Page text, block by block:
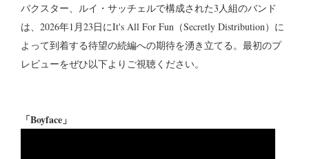
バクスター、ルイ・サッチェルで構成された3人組のバンド
は、2026年1月23日にIt's All For Fun（Secretly Distribution）に
よって到着する待望の続編への期待を湧き立てる。最初のプ
レビューをぜひ以下よりご視聴ください。
「Boyface」